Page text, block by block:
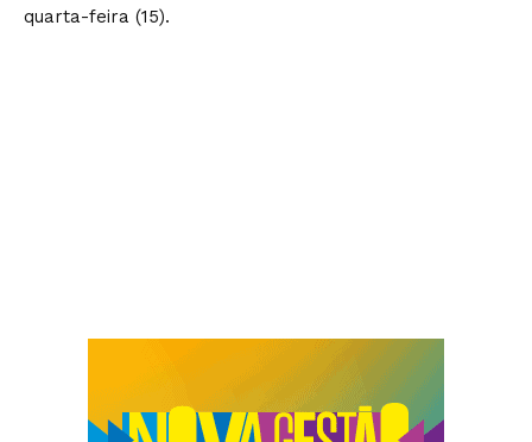
quarta-feira (15).